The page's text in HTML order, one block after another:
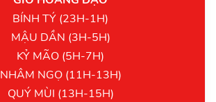
BÍNH TÝ (23H-1H)
MẬU DẦN (3H-5H)
KỶ MÃO (5H-7H)
NHÂM NGỌ (11H-13H)
QUÝ MÙI (13H-15H)